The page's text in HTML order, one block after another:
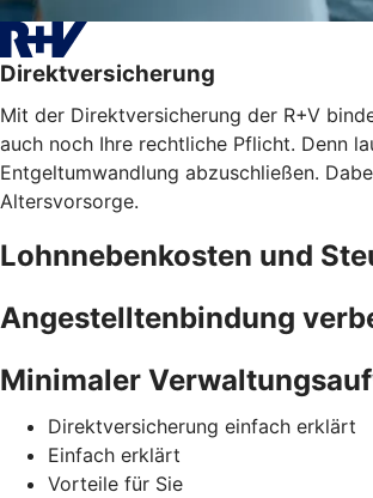
Direktversicherung
Mit der Direktversicherung der R+V
auch noch Ihre rechtliche Pflicht. Denn
Entgeltumwandlung abzuschließen.
Altersvorsorge.
Lohnnebenkosten und
Angestelltenbindung
Minimaler
Direktversicherung einfach erklärt
Einfach erklärt
Vorteile für Sie